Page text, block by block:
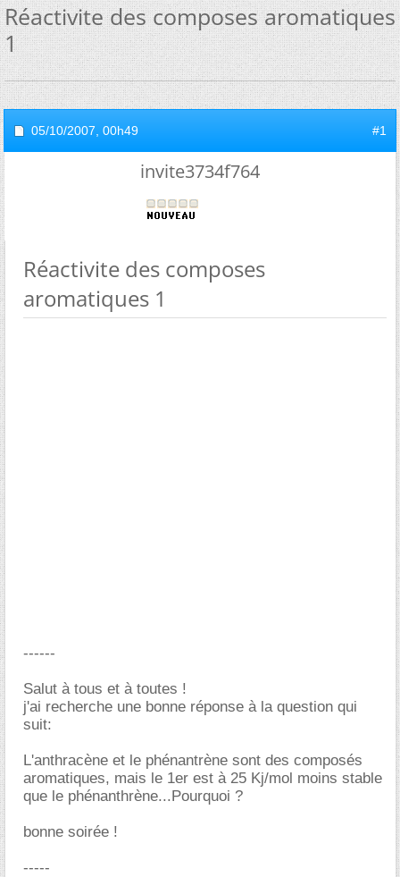
Réactivite des composes aromatiques
1
05/10/2007, 00h49 #1
invite3734f764
Réactivite des composes
aromatiques 1
------
Salut à tous et à toutes !
j'ai recherche une bonne réponse à la question qui
suit:
L'anthracène et le phénantrène sont des composés
aromatiques, mais le 1er est à 25 Kj/mol moins stable
que le phénanthrène...Pourquoi ?
bonne soirée !
-----